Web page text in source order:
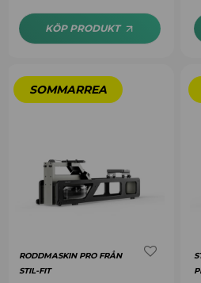
KÖP PRODUKT
RODDMASKIN PRO FRÅN
STIL-FIT